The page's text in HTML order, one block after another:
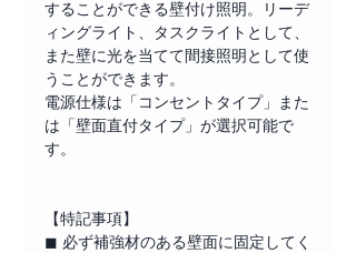
することができる壁付け照明。リーデ
ィングライト、タスクライトとして、
また壁に光を当てて間接照明として使
うことができます。
電源仕様は「コンセントタイプ」また
は「壁面直付タイプ」が選択可能で
す。
【特記事項】
◼︎ 必ず補強材のある壁面に固定してく